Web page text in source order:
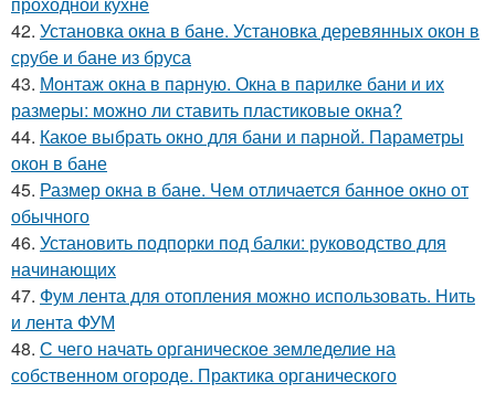
42. Установка окна в бане. Установка деревянных окон в
срубе и бане из бруса
43. Монтаж окна в парную. Окна в парилке бани и их
размеры: можно ли ставить пластиковые окна?
44. Какое выбрать окно для бани и парной. Параметры
окон в бане
45. Размер окна в бане. Чем отличается банное окно от
обычного
46. Установить подпорки под балки: руководство для
начинающих
47. Фум лента для отопления можно использовать. Нить
и лента ФУМ
48. С чего начать органическое земледелие на
собственном огороде. Практика органического